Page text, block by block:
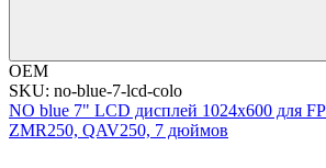
OEM
SKU: no-blue-7-lcd-colo
NO blue 7" LCD дисплей 1024x600 для
ZMR250, QAV250, 7 дюймов